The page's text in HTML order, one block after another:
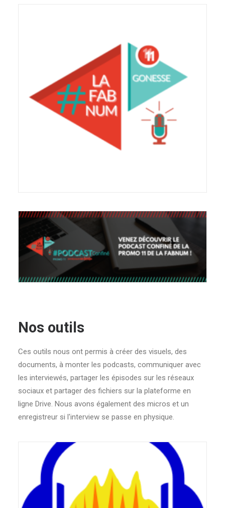
Nos outils
Ces outils nous ont permis à créer des visuels, des
documents, à monter les podcasts, communiquer avec
les interviewés, partager les épisodes sur les réseaux
sociaux et partager des fichiers sur la plateforme en
ligne Drive. Nous avons également des micros et un
enregistreur si l'interview se passe en physique.